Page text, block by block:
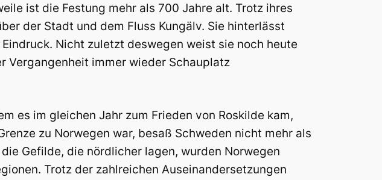
ist die Festung mehr als 700 Jahre alt. Trotz ihres
der Stadt und dem Fluss Kungälv. Sie hinterlässt
Nicht zuletzt deswegen weist sie noch heute
Vergangenheit immer wieder Schauplatz
es im gleichen Jahr zum Frieden von Roskilde kam,
zu Norwegen war, besaß Schweden nicht mehr als
Gefilde, die nördlicher lagen, wurden Norwegen
Trotz der zahlreichen Auseinandersetzungen